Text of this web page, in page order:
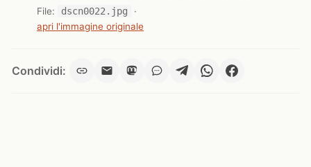
File: dscn0022.jpg
·
apri l'immagine originale
Condividi: